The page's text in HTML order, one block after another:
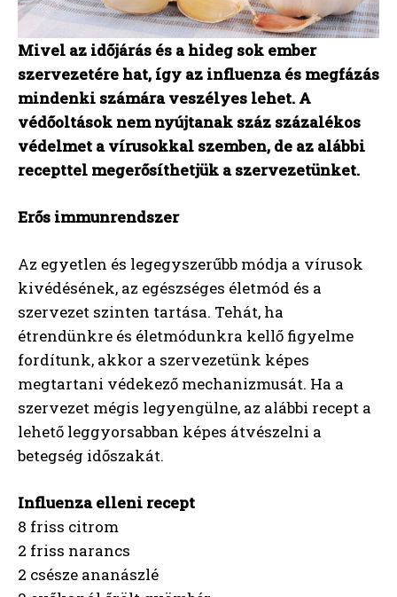
Mivel az időjárás és a hideg sok ember
szervezetére hat, így az influenza és megfázás
mindenki számára veszélyes lehet. A
védőoltások nem nyújtanak száz százalékos
védelmet a vírusokkal szemben, de az alábbi
recepttel megerősíthetjük a szervezetünket.
Erős immunrendszer
Az egyetlen és legegyszerűbb módja a vírusok
kivédésének, az egészséges életmód és a
szervezet szinten tartása. Tehát, ha
étrendünkre és életmódunkra kellő figyelme
fordítunk, akkor a szervezetünk képes
megtartani védekező mechanizmusát. Ha a
szervezet mégis legyengülne, az alábbi recept a
lehető leggyorsabban képes átvészelni a
betegség időszakát.
Influenza elleni recept
8 friss citrom
2 friss narancs
2 csésze ananászlé